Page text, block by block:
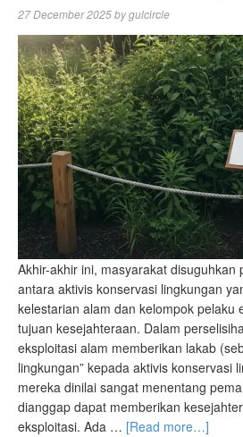
27 December 2025bygulcircle
Akhir-akhir ini, masyarakat disuguhkan
antara aktivis konservasi lingkungan
kelestarian alam dan kelompok pelaku
tujuan kesejahteraan. Dalam
eksploitasi alam memberikan lakab
lingkungan” kepada aktivis konservasi
mereka dinilai sangat menentang
dianggap dapat memberikan
eksploitasi. Ada … [Read more…]